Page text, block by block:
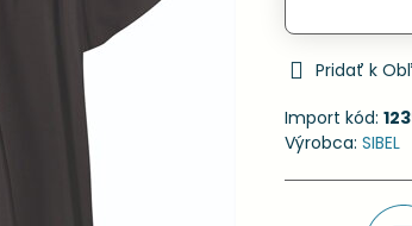
Pridať k
Import kód:
Výrobca: SIBEL